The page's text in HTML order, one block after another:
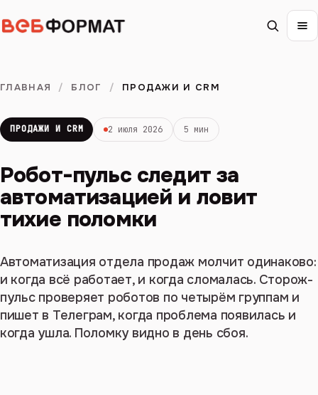
ГЛАВНАЯ / БЛОГ / ПРОДАЖИ И CRM
ПРОДАЖИ И CRM 2 июля 2026 5 мин
Робот-пульс следит за
автоматизацией и ловит
тихие поломки
Автоматизация отдела продаж молчит одинаково:
и когда всё работает, и когда сломалась. Сторож-
пульс проверяет роботов по четырём группам и
пишет в Телеграм, когда проблема появилась и
когда ушла. Поломку видно в день сбоя.